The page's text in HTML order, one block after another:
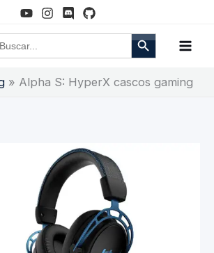
Botón de búsqueda
Alpha S: HyperX cascos gaming